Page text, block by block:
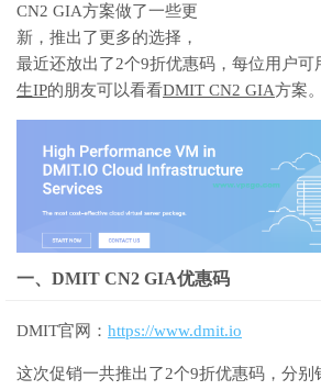
CN2 GIA方案做了一些更
新，推出了更多的选择，
最近还放出了2个9折优惠码，每位用户可
生IP的朋友可以看看DMIT CN2 GIA方案。
一、DMIT CN2 GIA优惠码
DMIT官网： https://www.dmit.io
这次促销一共推出了2个9折优惠码，分别